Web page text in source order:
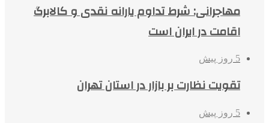
مهاجرانی: شرط تداوم یارانه نقدی و کالابرگ
اقامت در ایران است
5 روز پیش
تقویت نظارت بر بازار در استان تهران
5 روز پیش